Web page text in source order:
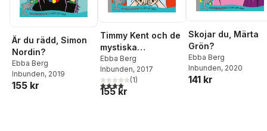
Är du rädd, Simon
Nordin?
Ebba Berg
Inbunden, 2019
155 kr
Timmy Kent och de
mystiska
morötterna
Ebba Berg
Inbunden, 2017
4,0utav 5 stjärnor. Totalt antal röster:
(1)
155 kr
Skojar du, Märta
Grön?
Ebba Berg
Inbunden, 2020
141 kr